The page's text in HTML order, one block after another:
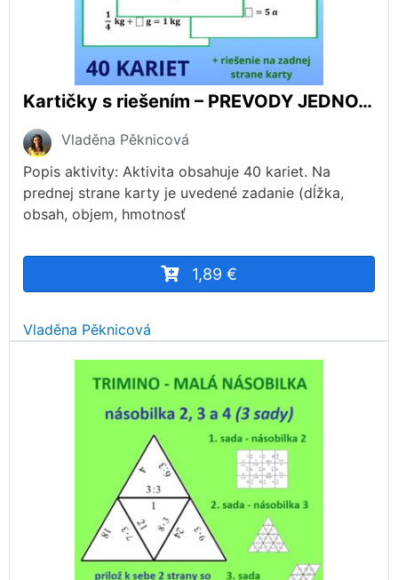
Kartičky s riešením – PREVODY JEDNOTIEK dĺžky, obsahu, objemu, hmotnosti a času
Vladěna Pěknicová
Popis aktivity: Aktivita obsahuje 40 kariet. Na
prednej strane karty je uvedené zadanie (dĺžka,
obsah, objem, hmotnosť
1,89 €
Vladěna Pěknicová